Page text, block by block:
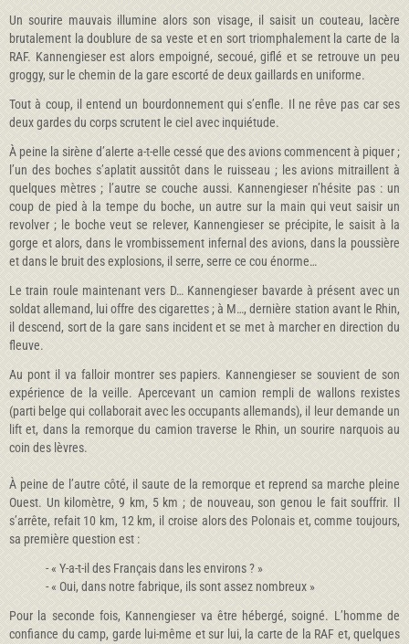
Un sourire mauvais illumine alors son visage, il saisit un couteau, lacère
brutalement la doublure de sa veste et en sort triomphalement la carte de la
RAF. Kannengieser est alors empoigné, secoué, giflé et se retrouve un peu
groggy, sur le chemin de la gare escorté de deux gaillards en uniforme.
Tout à coup, il entend un bourdonnement qui s’enfle. Il ne rêve pas car ses
deux gardes du corps scrutent le ciel avec inquiétude.
À peine la sirène d’alerte a-t-elle cessé que des avions commencent à piquer ;
l’un des boches s’aplatit aussitôt dans le ruisseau ; les avions mitraillent à
quelques mètres ; l’autre se couche aussi. Kannengieser n’hésite pas : un
coup de pied à la tempe du boche, un autre sur la main qui veut saisir un
revolver ; le boche veut se relever, Kannengieser se précipite, le saisit à la
gorge et alors, dans le vrombissement infernal des avions, dans la poussière
et dans le bruit des explosions, il serre, serre ce cou énorme…
Le train roule maintenant vers D… Kannengieser bavarde à présent avec un
soldat allemand, lui offre des cigarettes ; à M…, dernière station avant le Rhin,
il descend, sort de la gare sans incident et se met à marcher en direction du
fleuve.
Au pont il va falloir montrer ses papiers. Kannengieser se souvient de son
expérience de la veille. Apercevant un camion rempli de wallons rexistes
(parti belge qui collaborait avec les occupants allemands), il leur demande un
lift et, dans la remorque du camion traverse le Rhin, un sourire narquois au
coin des lèvres.
À peine de l’autre côté, il saute de la remorque et reprend sa marche pleine
Ouest. Un kilomètre, 9 km, 5 km ; de nouveau, son genou le fait souffrir. Il
s’arrête, refait 10 km, 12 km, il croise alors des Polonais et, comme toujours,
sa première question est :
- « Y-a-t-il des Français dans les environs ? »
- « Oui, dans notre fabrique, ils sont assez nombreux »
Pour la seconde fois, Kannengieser va être hébergé, soigné. L’homme de
confiance du camp, garde lui-même et sur lui, la carte de la RAF et, quelques